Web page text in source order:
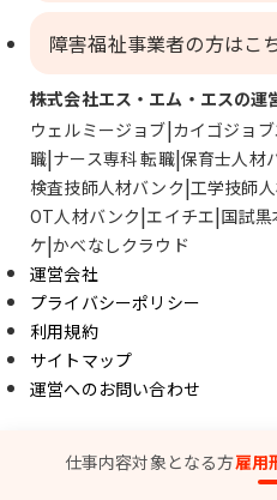
仕事内容対象となる方雇用
障害福祉事業者の方はこ
株式会社エス・エム・エスの運
ウェルミージョブ カイゴジョ
職 ナース専科 転職 保育士人材
検査技師人材バンク 工学技師
OT人材バンク エイチエ 国試
ケ かべなしクラウド
運営会社
プライバシーポリシー
利用規約
サイトマップ
運営へのお問い合わせ